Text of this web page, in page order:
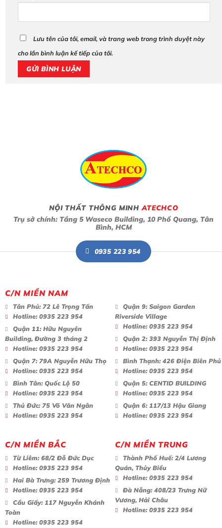
Lưu tên của tôi, email, và trang web trong trình duyệt này
cho lần bình luận kế tiếp của tôi.
NỘI THẤT THÔNG MINHATECHCO
Trụ sở chính: Tầng 5 Waseco Building, 10 Phổ Quang, Tân
Bình, HCM
0935 223 954
C/N MIỀN NAM
Tân Phú:72 Lê Trọng Tấn
Hotline:0935 223 954
Quận 11:Hữu Nguyên
Building, Đường 3 tháng 2
Hotline:0935 223 954
Quận 7:79A Nguyễn Hữu Thọ
Hotline:0935 223 954
Bình Tân:Quốc Lộ 50
Hotline:0935 223 954
Thủ Đức:75 Võ Văn Ngân
Hotline:0935 223 954
Quận 9:Saigon Garden
Riverside Village
Hotline:0935 223 954
Quận 2:393 Nguyễn Thị Định
Hotline:0935 223 954
Bình Thạnh:426 Điện Biên Phủ
Hotline:0935 223 954
Quận 5:CENTID BUILDING
Hotline:0935 223 954
Quận 6:117/13 Hậu Giang
Hotline:0935 223 954
C/N MIỀN BẮC
Từ Liêm:68/2 Đỗ Đức Dục
Hotline:0935 223 954
Hai Bà Trưng:259 Trương Định
Hotline:0935 223 954
Cầu Giấy:117 Nguyễn Khánh
Toàn
Hotline:0935 223 954
C/N MIỀN TRUNG
Thành Phố Huế:2/4 Lương
Quán, Thủy Biều
Hotline:0935 223 954
Đà Nẵng:408/23 Trưng Nữ
Vương, Hải Châu
Hotline:0935 223 954